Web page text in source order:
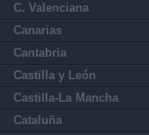
C. Valenciana
Canarias
Cantabria
Castilla y León
Castilla-La Mancha
Cataluña